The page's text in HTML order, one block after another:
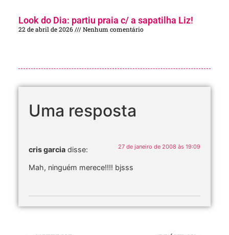
Look do Dia: partiu praia c/ a sapatilha Liz!
22 de abril de 2026 Nenhum comentário
Uma resposta
cris garcia disse: 27 de janeiro de 2008 às 19:09
Mah, ninguém merece!!!! bjsss